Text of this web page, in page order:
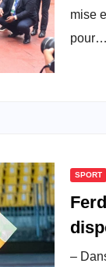
mise
pour…
SPORT
–